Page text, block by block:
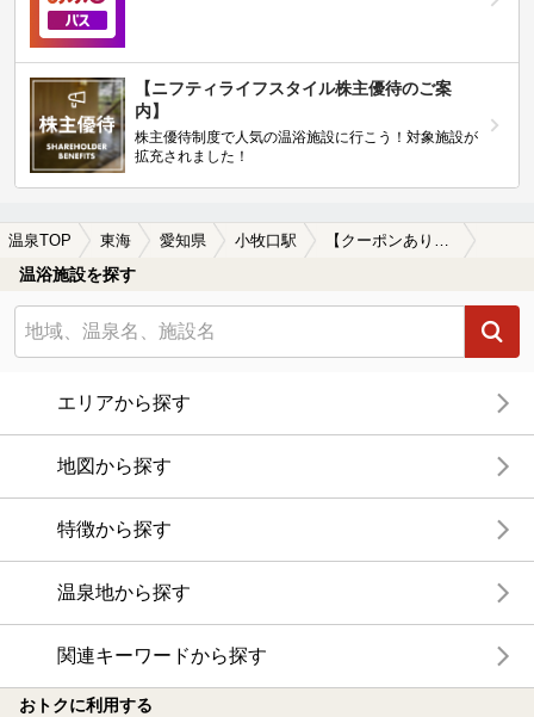
【ニフティライフスタイル株主優待のご案
内】
株主優待制度で人気の温浴施設に行こう！対象施設が
拡充されました！
温泉TOP 東海 愛知県 小牧口駅 【クーポンあり】一人旅におすすめの小牧口駅近くの温泉、日帰り温泉、スーパー銭湯おすすめ
温浴施設を探す
エリアから探す
地図から探す
特徴から探す
温泉地から探す
関連キーワードから探す
おトクに利用する